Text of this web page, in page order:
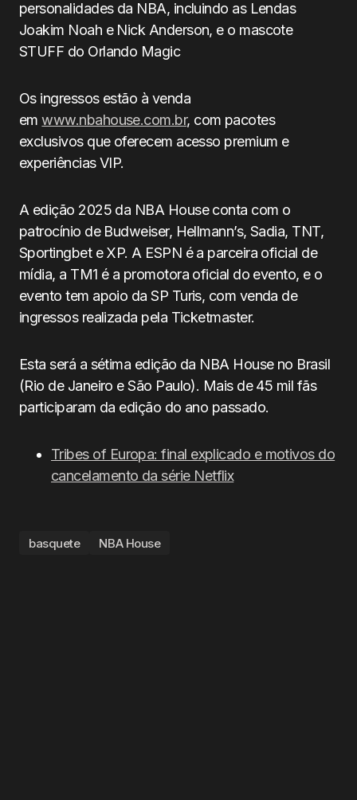
personalidades da NBA, incluindo as Lendas
Joakim Noah e Nick Anderson, e o mascote
STUFF do Orlando Magic
Os ingressos estão à venda
emwww.nbahouse.com.br, com pacotes
exclusivos que oferecem acesso premium e
experiências VIP.
A edição 2025 da NBA House conta com o
patrocínio de Budweiser, Hellmann’s, Sadia, TNT,
Sportingbet e XP. A ESPN é a parceira oficial de
mídia, a TM1 é a promotora oficial do evento, e o
evento tem apoio da SP Turis, com venda de
ingressos realizada pela Ticketmaster.
Esta será a sétima edição da NBA House no Brasil
(Rio de Janeiro e São Paulo). Mais de 45 mil fãs
participaram da edição do ano passado.
Tribes of Europa: final explicado e motivos do
cancelamento da série Netflix
basquete NBA House